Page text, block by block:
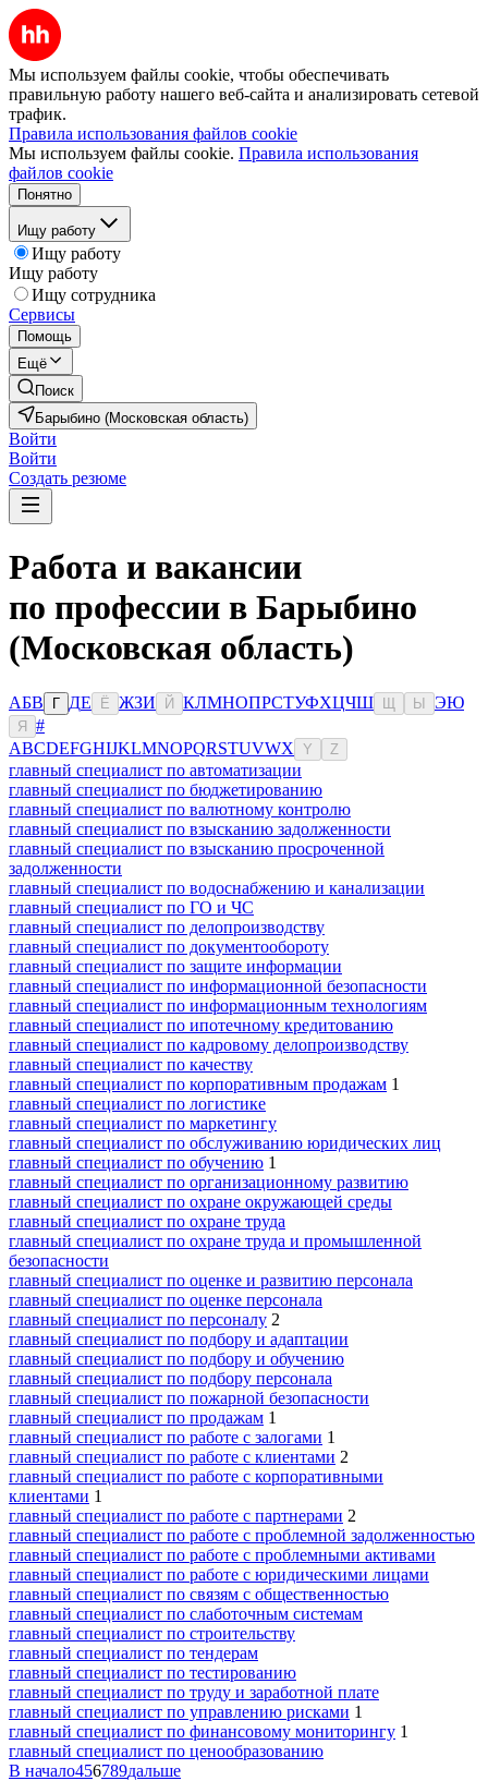
Мы используем файлы cookie, чтобы обеспечивать
правильную работу нашего веб-сайта и анализировать сетевой
трафик.
Правила использования файлов cookie
Мы используем файлы cookie. Правила использования
файлов cookie
Понятно
Ищу работу
Ищу работу
Ищу работу
Ищу сотрудника
Сервисы
Помощь
Ещё
Поиск
Барыбино (Московская область)
Войти
Войти
Создать резюме
Работа и вакансии
по профессии в Барыбино
(Московская область)
АБВ Г ДЕ Ё ЖЗИ Й КЛМНОПРСТУФХЦЧШ Ы ЭЮ
Я
#
ABCDEFGHIJKLMNOPQRSTUVWX Y Z
главный специалист по автоматизации
главный специалист по бюджетированию
главный специалист по валютному контролю
главный специалист по взысканию задолженности
главный специалист по взысканию просроченной
задолженности
главный специалист по водоснабжению и канализации
главный специалист по ГО и ЧС
главный специалист по делопроизводству
главный специалист по документообороту
главный специалист по защите информации
главный специалист по информационной безопасности
главный специалист по информационным технологиям
главный специалист по ипотечному кредитованию
главный специалист по кадровому делопроизводству
главный специалист по качеству
главный специалист по корпоративным продажам 1
главный специалист по логистике
главный специалист по маркетингу
главный специалист по обслуживанию юридических лиц
главный специалист по обучению 1
главный специалист по организационному развитию
главный специалист по охране окружающей среды
главный специалист по охране труда
главный специалист по охране труда и промышленной
безопасности
главный специалист по оценке и развитию персонала
главный специалист по оценке персонала
главный специалист по персоналу 2
главный специалист по подбору и адаптации
главный специалист по подбору и обучению
главный специалист по подбору персонала
главный специалист по пожарной безопасности
главный специалист по продажам 1
главный специалист по работе с залогами 1
главный специалист по работе с клиентами 2
главный специалист по работе с корпоративными
клиентами 1
главный специалист по работе с партнерами 2
главный специалист по работе с проблемной задолженностью
главный специалист по работе с проблемными активами
главный специалист по работе с юридическими лицами
главный специалист по связям с общественностью
главный специалист по слаботочным системам
главный специалист по строительству
главный специалист по тендерам
главный специалист по тестированию
главный специалист по труду и заработной плате
главный специалист по управлению рисками 1
главный специалист по финансовому мониторингу 1
главный специалист по ценообразованию
В начало456789дальше